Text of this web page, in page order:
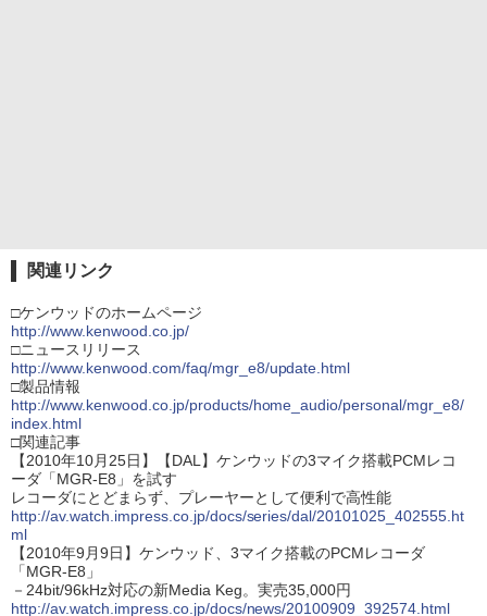
関連リンク
□ケンウッドのホームページ
http://www.kenwood.co.jp/
□ニュースリリース
http://www.kenwood.com/faq/mgr_e8/update.html
□製品情報
http://www.kenwood.co.jp/products/home_audio/personal/mgr_e8/
index.html
□関連記事
【2010年10月25日】【DAL】ケンウッドの3マイク搭載PCMレコ
ーダ「MGR-E8」を試す
レコーダにとどまらず、プレーヤーとして便利で高性能
http://av.watch.impress.co.jp/docs/series/dal/20101025_402555.ht
ml
【2010年9月9日】ケンウッド、3マイク搭載のPCMレコーダ
「MGR-E8」
－24bit/96kHz対応の新Media Keg。実売35,000円
http://av.watch.impress.co.jp/docs/news/20100909_392574.html